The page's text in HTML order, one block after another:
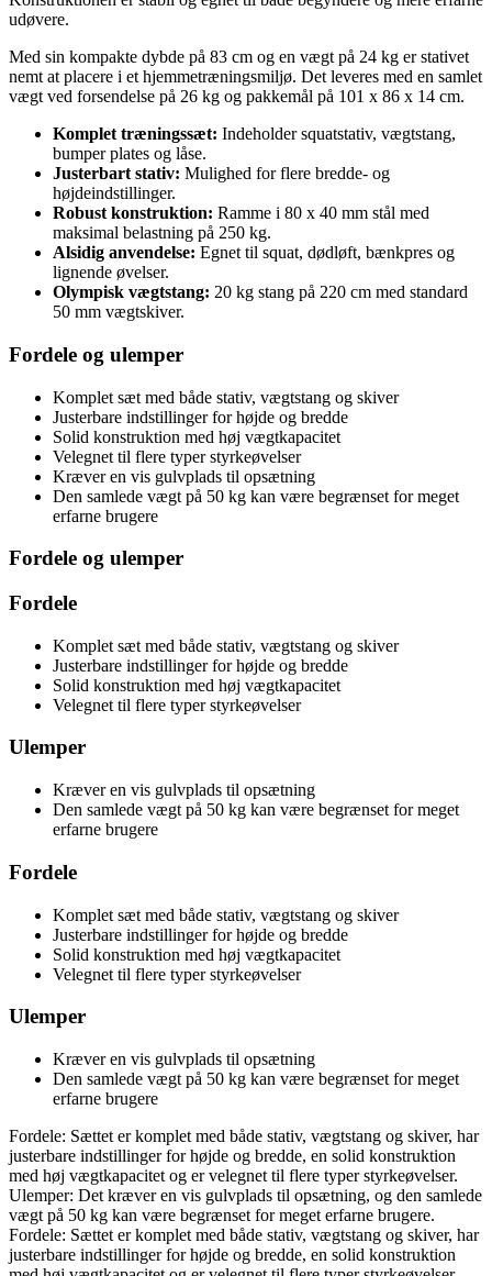
udøvere.
Med sin kompakte dybde på 83 cm og en vægt på 24 kg er stativet
nemt at placere i et hjemmetræningsmiljø. Det leveres med en samlet
vægt ved forsendelse på 26 kg og pakkemål på 101 x 86 x 14 cm.
Komplet træningssæt: Indeholder squatstativ, vægtstang,
bumper plates og låse.
Justerbart stativ: Mulighed for flere bredde- og
højdeindstillinger.
Robust konstruktion: Ramme i 80 x 40 mm stål med
maksimal belastning på 250 kg.
Alsidig anvendelse: Egnet til squat, dødløft, bænkpres og
lignende øvelser.
Olympisk vægtstang: 20 kg stang på 220 cm med standard
50 mm vægtskiver.
Fordele og ulemper
Komplet sæt med både stativ, vægtstang og skiver
Justerbare indstillinger for højde og bredde
Solid konstruktion med høj vægtkapacitet
Velegnet til flere typer styrkeøvelser
Kræver en vis gulvplads til opsætning
Den samlede vægt på 50 kg kan være begrænset for meget
erfarne brugere
Fordele og ulemper
Fordele
Komplet sæt med både stativ, vægtstang og skiver
Justerbare indstillinger for højde og bredde
Solid konstruktion med høj vægtkapacitet
Velegnet til flere typer styrkeøvelser
Ulemper
Kræver en vis gulvplads til opsætning
Den samlede vægt på 50 kg kan være begrænset for meget
erfarne brugere
Fordele
Komplet sæt med både stativ, vægtstang og skiver
Justerbare indstillinger for højde og bredde
Solid konstruktion med høj vægtkapacitet
Velegnet til flere typer styrkeøvelser
Ulemper
Kræver en vis gulvplads til opsætning
Den samlede vægt på 50 kg kan være begrænset for meget
erfarne brugere
Fordele: Sættet er komplet med både stativ, vægtstang og skiver, har
justerbare indstillinger for højde og bredde, en solid konstruktion
med høj vægtkapacitet og er velegnet til flere typer styrkeøvelser.
Ulemper: Det kræver en vis gulvplads til opsætning, og den samlede
vægt på 50 kg kan være begrænset for meget erfarne brugere.
Fordele: Sættet er komplet med både stativ, vægtstang og skiver, har
justerbare indstillinger for højde og bredde, en solid konstruktion